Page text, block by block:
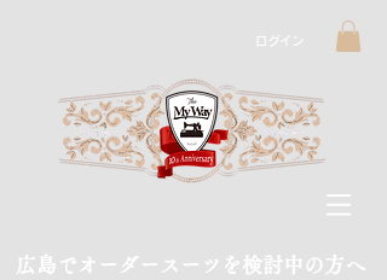
ログイン
広島でオーダースーツを検討中の方へ